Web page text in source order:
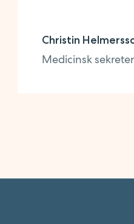
Christin
Medicinsk